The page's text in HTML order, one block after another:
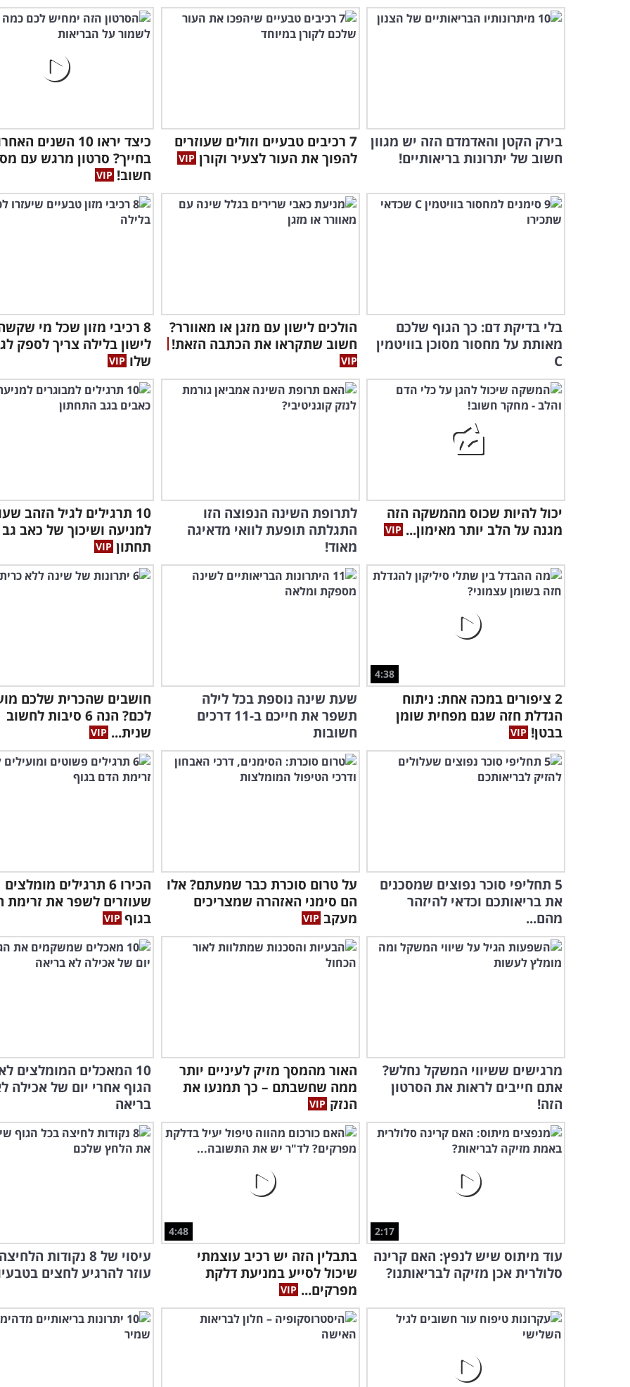
בירק הקטן והאדמדם הזה יש מגוון
חשוב של יתרונות בריאותיים!
7 רכיבים טבעיים וזולים שעוזרים
להפוך את העור לצעיר וקורן
כיצד יראו 10 השנים
בחייך? סרטון מרגש עם
חשוב!
בלי בדיקת דם: כך הגוף שלכם
מאותת על מחסור מסוכן בוויטמין
C
הולכים לישון עם מזגן או מאוורר?
חשוב שתקראו את הכתבה הזאת!
8 רכיבי מזון שכל מי
לישון בלילה צריך לספק
שלו
יכול להיות שכוס מהמשקה הזה
מגנה על הלב יותר מאימון...
לתרופת השינה הנפוצה הזו
התגלתה תופעת לוואי מדאיגה
מאוד!
10 תרגילים לגיל הזהב
למניעה ושיכוך של כאב גב
תחתון
4:38
2 ציפורים במכה אחת: ניתוח
הגדלת חזה שגם מפחית שומן
בבטן!
שעת שינה נוספת בכל לילה
תשפר את חייכם ב-11 דרכים
חשובות
חושבים שהכרית שלכם
לכם? הנה 6 סיבות לחשוב
שנית...
5 תחליפי סוכר נפוצים שמסכנים
את בריאותכם וכדאי להיזהר
מהם...
על טרום סוכרת כבר שמעתם? אלו
הם סימני האזהרה שמצריכים
מעקב
הכירו 6 תרגילים מומלצים
שעוזרים לשפר את זרימת
בגוף
מרגישים ששיווי המשקל נחלש?
אתם חייבים לראות את הסרטון
הזה!
האור מהמסך מזיק לעיניים יותר
ממה שחשבתם – כך תמנעו את
הנזק
10 המאכלים המומלצים
הגוף אחרי יום של אכילה
בריאה
2:17
עוד מיתוס שיש לנפץ: האם קרינה
סלולרית אכן מזיקה לבריאותנו?
4:48
בתבלין הזה יש רכיב עוצמתי
שיכול לסייע במניעת דלקת
מפרקים...
עיסוי של 8 נקודות
עוזר להרגיע לחצים